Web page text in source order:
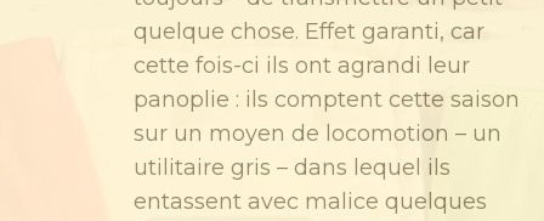
quelque chose. Effet garanti, car
cette fois-ci ils ont agrandi leur
panoplie : ils comptent cette saison
sur un moyen de locomotion – un
utilitaire gris – dans lequel ils
entassent avec malice quelques